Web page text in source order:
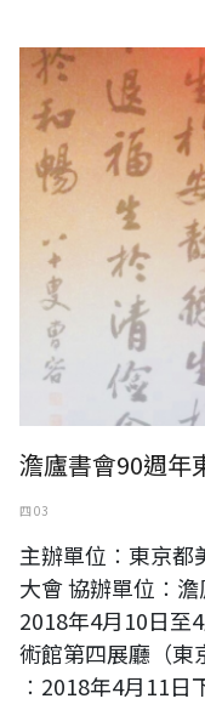
澹廬書會90週年東京特展
澹廬書會90週年
四 03
主辦單位︰東京
大會 協辦單位︰
2018年4月10日至
術館第四展廳（東
︰2018年4月11日